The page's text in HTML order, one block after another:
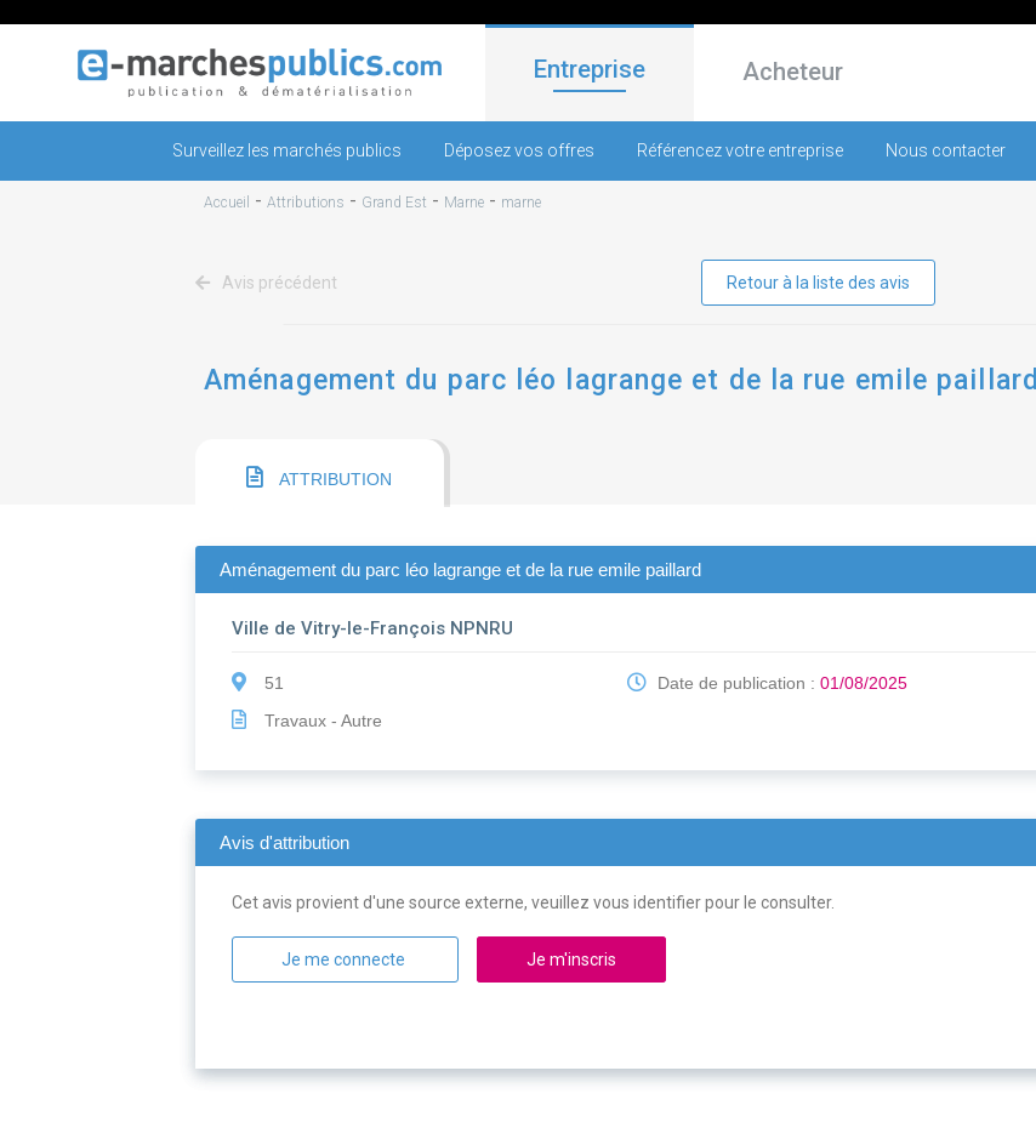
Entreprise Acheteur
Surveillez les marchés publics Déposez vos offres Référencez votre entreprise Nous contacter
Accueil - Attributions - Grand Est - Marne - marne
Avis précédent Retour à la liste des avis
Aménagement du parc léo lagrange et de la rue emile paillard
ATTRIBUTION
Aménagement du parc léo lagrange et de la rue emile paillard
Ville de Vitry-le-François NPNRU
51
Travaux - Autre
Date de publication :01/08/2025
Avis d'attribution
Cet avis provient d'une source externe, veuillez vous identifier pour le consulter.
Je me connecte Je m'inscris